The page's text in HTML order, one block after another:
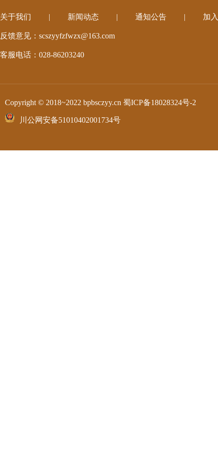
关于我们 | 新闻动态 | 通知公告 | 加
反馈意见：scszyyfzfwzx@163.com
客服电话：028-86203240
Copyright © 2018~2022 bpbsczyy.cn 蜀ICP备18028324号-2
川公网安备51010402001734号